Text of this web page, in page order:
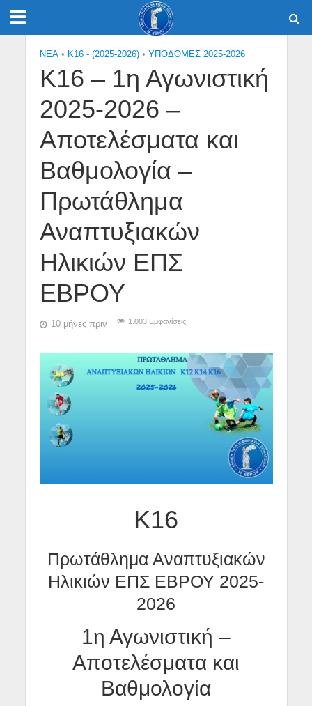
NEA • Κ16 - (2025-2026) • ΥΠΟΔΟΜΕΣ 2025-2026
Κ16 – 1η Αγωνιστική
2025-2026 –
Αποτελέσματα και
Βαθμολογία –
Πρωτάθλημα
Αναπτυξιακών
Ηλικιών ΕΠΣ
ΕΒΡΟΥ
10 μήνες πριν 1.003 Εμφανίσεις
Κ16
Πρωτάθλημα Αναπτυξιακών
Ηλικιών ΕΠΣ ΕΒΡΟΥ 2025-
2026
1η Αγωνιστική –
Αποτελέσματα και
Βαθμολογία